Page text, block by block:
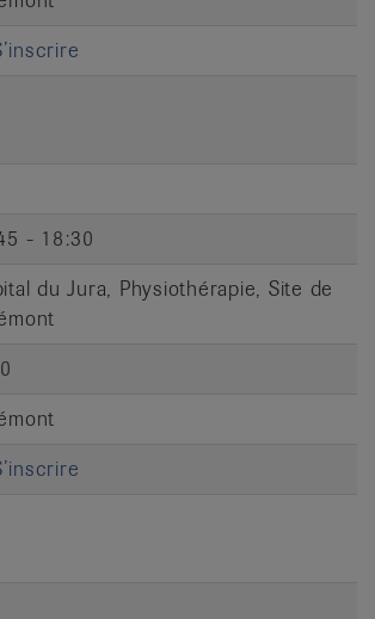
- 18:30
du Jura, Physiothérapie, Site de